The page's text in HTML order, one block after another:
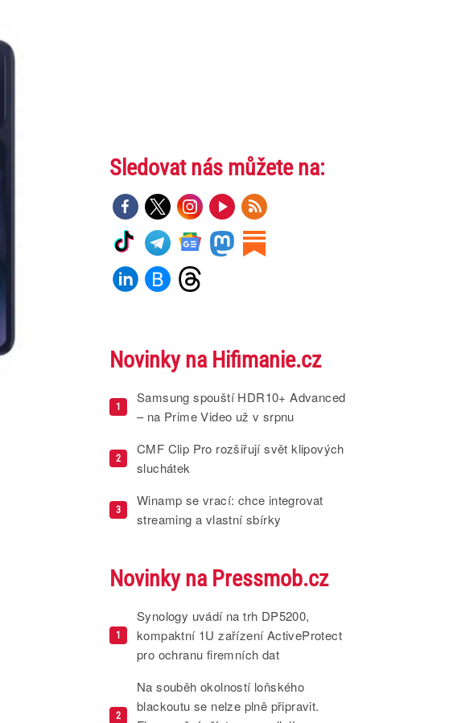
Sledovat nás můžete na:
Novinky na Hifimanie.cz
1
Samsung spouští HDR10+ Advanced
– na Prime Video už v srpnu
2
CMF Clip Pro rozšiřují svět klipových
sluchátek
3
Winamp se vrací: chce integrovat
streaming a vlastní sbírky
Novinky na Pressmob.cz
1
Synology uvádí na trh DP5200,
kompaktní 1U zařízení ActiveProtect
pro ochranu firemních dat
2
Na souběh okolností loňského
blackoutu se nelze plně připravit.